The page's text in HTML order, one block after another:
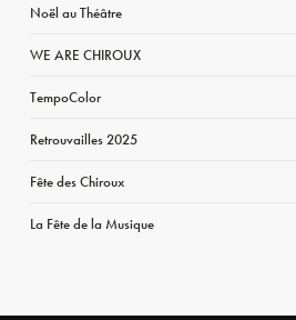
Noël au Théâtre
WE ARE CHIROUX
TempoColor
Retrouvailles 2025
Fête des Chiroux
La Fête de la Musique